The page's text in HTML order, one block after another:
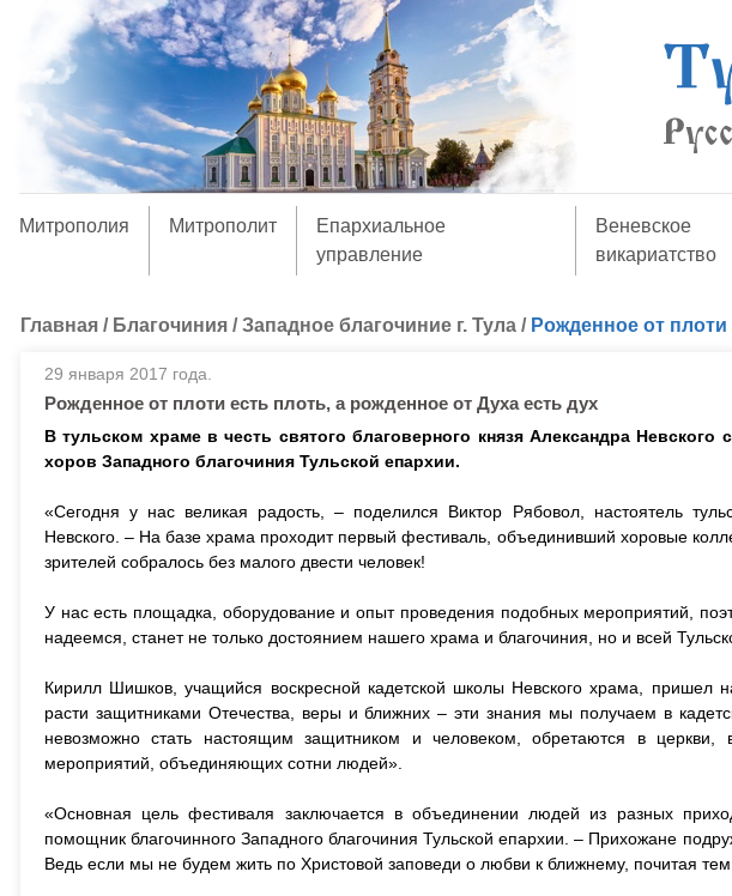
Митрополия Митрополит
Епархиальное
управление
Веневское
викариатство
Главная / Благочиния /Западное благочиние г. Тула / Рожденное от плоти
29 января 2017 года.
Рожденное от плоти есть плоть, а рожденное от Духа есть дух
В тульском храме в честь святого благоверного князя Александра
хоров Западного благочиния Тульской епархии.
«Сегодня у нас великая радость, – поделился Виктор Рябовол, настоятель
Невского. – На базе храма проходит первый фестиваль, объединивший хоровые
зрителей собралось без малого двести человек!
У нас есть площадка, оборудование и опыт проведения подобных мероприятий,
надеемся, станет не только достоянием нашего храма и благочиния, но и всей
Кирилл Шишков, учащийся воскресной кадетской школы Невского храма,
расти защитниками Отечества, веры и ближних – эти знания мы получаем в
невозможно стать настоящим защитником и человеком, обретаются в
мероприятий, объединяющих сотни людей».
«Основная цель фестиваля заключается в объединении людей из разных
помощник благочинного Западного благочиния Тульской епархии. – Прихожане
Ведь если мы не будем жить по Христовой заповеди о любви к ближнему, почитая